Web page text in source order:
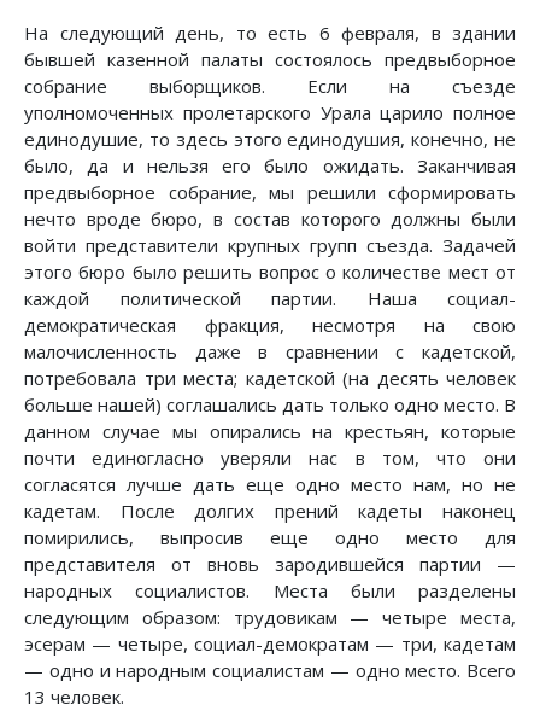
На следующий день, то есть 6 февраля, в здании
бывшей казенной палаты состоялось предвыборное
собрание выборщиков. Если на съезде
уполномоченных пролетарского Урала царило полное
единодушие, то здесь этого единодушия, конечно, не
было, да и нельзя его было ожидать. Заканчивая
предвыборное собрание, мы решили сформировать
нечто вроде бюро, в состав которого должны были
войти представители крупных групп съезда. Задачей
этого бюро было решить вопрос о количестве мест от
каждой политической партии. Наша социал-
демократическая фракция, несмотря на свою
малочисленность даже в сравнении с кадетской,
потребовала три места; кадетской (на десять человек
больше нашей) соглашались дать только одно место. В
данном случае мы опирались на крестьян, которые
почти единогласно уверяли нас в том, что они
согласятся лучше дать еще одно место нам, но не
кадетам. После долгих прений кадеты наконец
помирились, выпросив еще одно место для
представителя от вновь зародившейся партии —
народных социалистов. Места были разделены
следующим образом: трудовикам — четыре места,
эсерам — четыре, социал-демократам — три, кадетам
— одно и народным социалистам — одно место. Всего
13 человек.